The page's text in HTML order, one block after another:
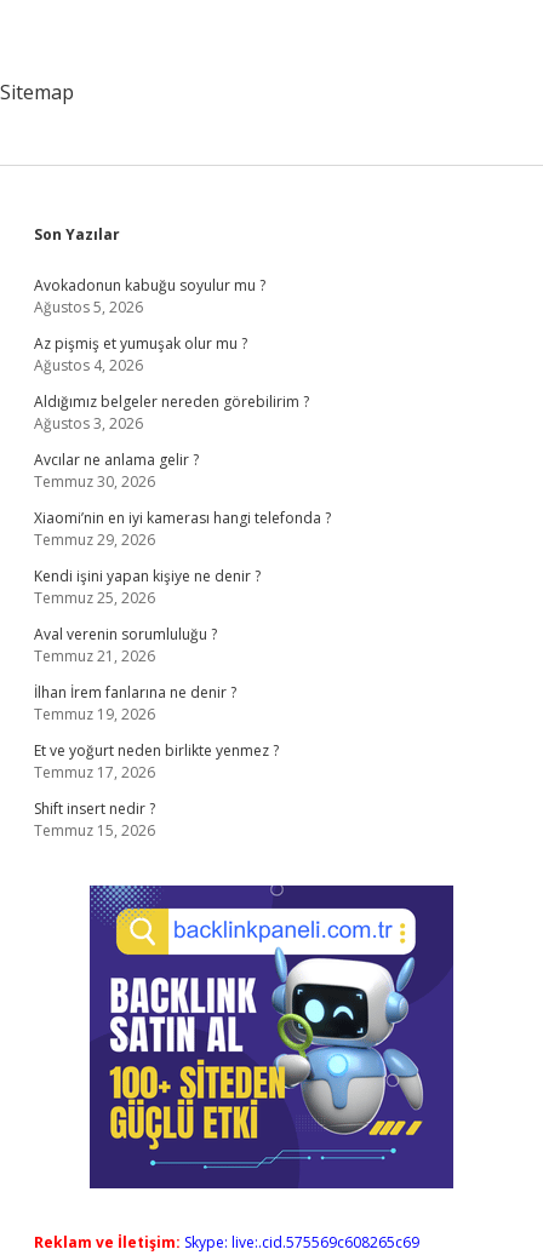
Sitemap
Sidebar
Son Yazılar
Avokadonun kabuğu soyulur mu ?
Ağustos 5, 2026
Az pişmiş et yumuşak olur mu ?
Ağustos 4, 2026
Aldığımız belgeler nereden görebilirim ?
Ağustos 3, 2026
Avcılar ne anlama gelir ?
Temmuz 30, 2026
Xiaomi’nin en iyi kamerası hangi telefonda ?
Temmuz 29, 2026
Kendi işini yapan kişiye ne denir ?
Temmuz 25, 2026
Aval verenin sorumluluğu ?
Temmuz 21, 2026
İlhan İrem fanlarına ne denir ?
Temmuz 19, 2026
Et ve yoğurt neden birlikte yenmez ?
Temmuz 17, 2026
Shift insert nedir ?
Temmuz 15, 2026
Reklam ve İletişim: Skype: live:.cid.575569c608265c69